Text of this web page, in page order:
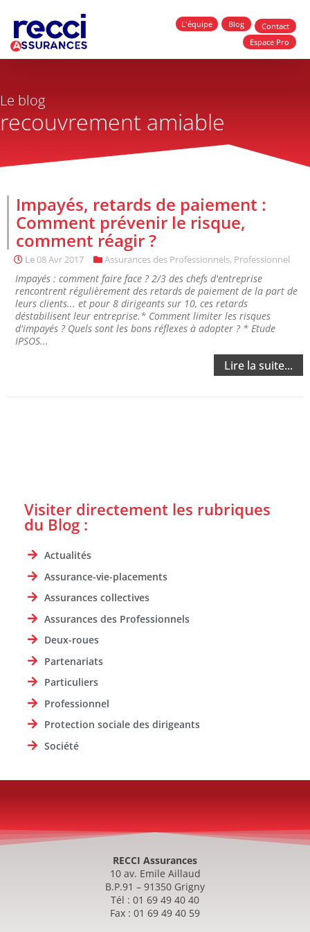
L'équipe Blog
Contact
Espace Pro
Le blog
recouvrement amiable
Impayés, retards de paiement :
Comment prévenir le risque,
comment réagir ?
Le08 Avr 2017 Assurances des Professionnels, Professionnel
Impayés : comment faire face ? 2/3 des chefs d'entreprise
rencontrent régulièrement des retards de paiement de la part de
leurs clients... et pour 8 dirigeants sur 10, ces retards
déstabilisent leur entreprise.* Comment limiter les risques
d'impayés ? Quels sont les bons réflexes à adopter ? * Etude
IPSOS...
Lire la suite...
Visiter directement les rubriques
du Blog :
Actualités
Assurance-vie-placements
Assurances collectives
Assurances des Professionnels
Deux-roues
Partenariats
Particuliers
Professionnel
Protection sociale des dirigeants
Société
RECCI Assurances
10 av. Emile Aillaud
B.P.91 – 91350 Grigny
Tél : 01 69 49 40 40
Fax : 01 69 49 40 59